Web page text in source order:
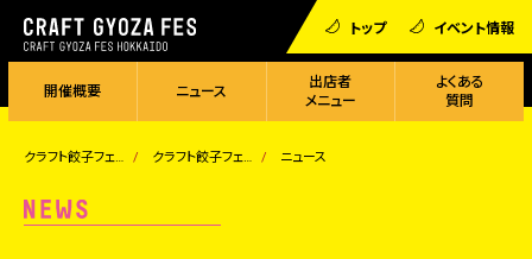
トップ イベント情報
開催概要 ニュース
出店者
メニュー
よくある
質問
クラフト餃子フェス クラフト餃子フェス HOKKAIDO 2026 ニュース